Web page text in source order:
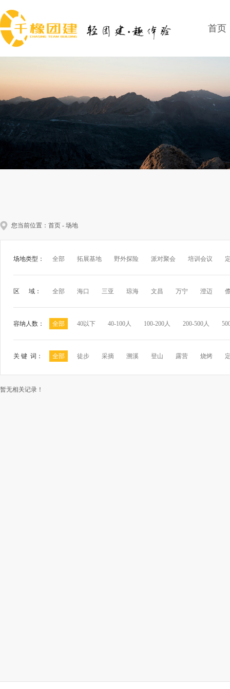
首页
您当前位置： 首页 - 场地
场地类型： 全部 拓展基地 野外探险 派对聚会 培训会议
区 域： 全部 海口 三亚 琼海 文昌 万宁 澄迈
容纳人数： 全部 40以下 40-100人 100-200人 200-500人
关 键 词： 全部 徒步 采摘 溯溪 登山 露营 烧烤
暂无相关记录！